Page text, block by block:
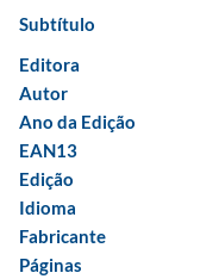
Subtítulo
Editora
Autor
Ano da Edição
EAN13
Edição
Idioma
Fabricante
Páginas